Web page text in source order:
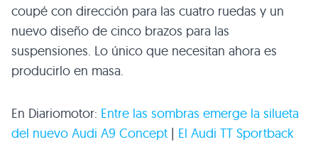
coupé con dirección para las cuatro ruedas y un
nuevo diseño de cinco brazos para las
suspensiones. Lo único que necesitan ahora es
producirlo en masa.
En Diariomotor: Entre las sombras emerge la silueta
del nuevo Audi A9 Concept | El Audi TT Sportback